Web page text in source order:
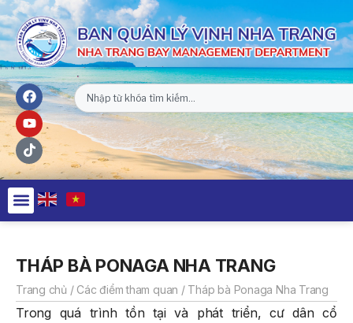
THÁP BÀ PONAGA NHA TRANG
Trang chủ / Các điểm tham quan / Tháp bà Ponaga Nha Trang
Trong quá trình tồn tại và phát triển, cư dân cổ